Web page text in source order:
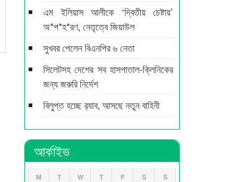
এম ইলিয়াস আলীকে ‘দ্বিতীয় চেষ্টায়’
অ*প*হ*রণ, নেতৃত্বে জিয়াউল
সুখবর পেলেন বিএনপির ৬ নেতা
সিলেটসহ দেশের সব হাসপাতাল-ক্লিনিকের
জন্য জরুরি নির্দেশ
বিলুপ্ত হচ্ছে র‍্যাব, আসছে নতুন বাহিনী
আর্কাইভ
M T W T F S S